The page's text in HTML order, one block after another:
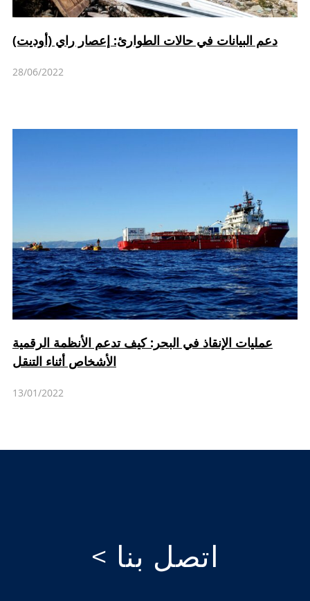
دعم البيانات في حالات الطوارئ: إعصار راي (أوديت)
28/06/2022
عمليات الإنقاذ في البحر: كيف تدعم الأنظمة الرقمية
الأشخاص أثناء التنقل
13/01/2022
اتصل بنا >